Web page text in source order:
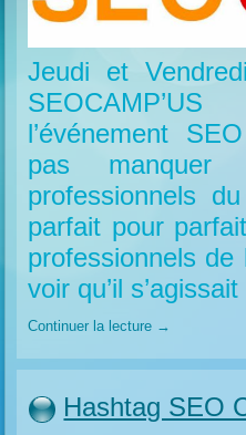
Jeudi et
l’événement
pas
professionnels
parfait pour
professionnels de
voir qu’il
Continuer la lecture →
Hashtag SEO